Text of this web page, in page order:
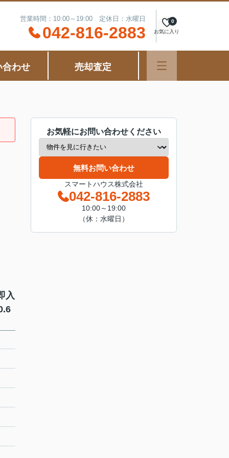
営業時間：10:00～19:00 定休日：水曜日
042-816-2883 お気に入り
0
合わせ 売却査定
入
お気軽にお問い合わせください
無料お問い合わせ
スマートハウス株式会社
042-816-2883
10:00～19:00
（休：水曜日）